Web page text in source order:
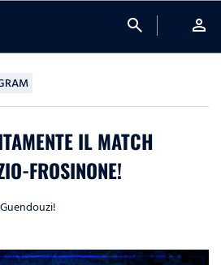
search person
IL MATCH
FROSINONE!